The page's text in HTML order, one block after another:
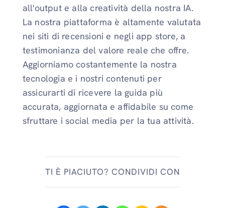
all'output e alla creatività della nostra IA.
La nostra piattaforma è altamente valutata
nei siti di recensioni e negli app store, a
testimonianza del valore reale che offre.
Aggiorniamo costantemente la nostra
tecnologia e i nostri contenuti per
assicurarti di ricevere la guida più
accurata, aggiornata e affidabile su come
sfruttare i social media per la tua attività.
TI È PIACIUTO? CONDIVIDI CON